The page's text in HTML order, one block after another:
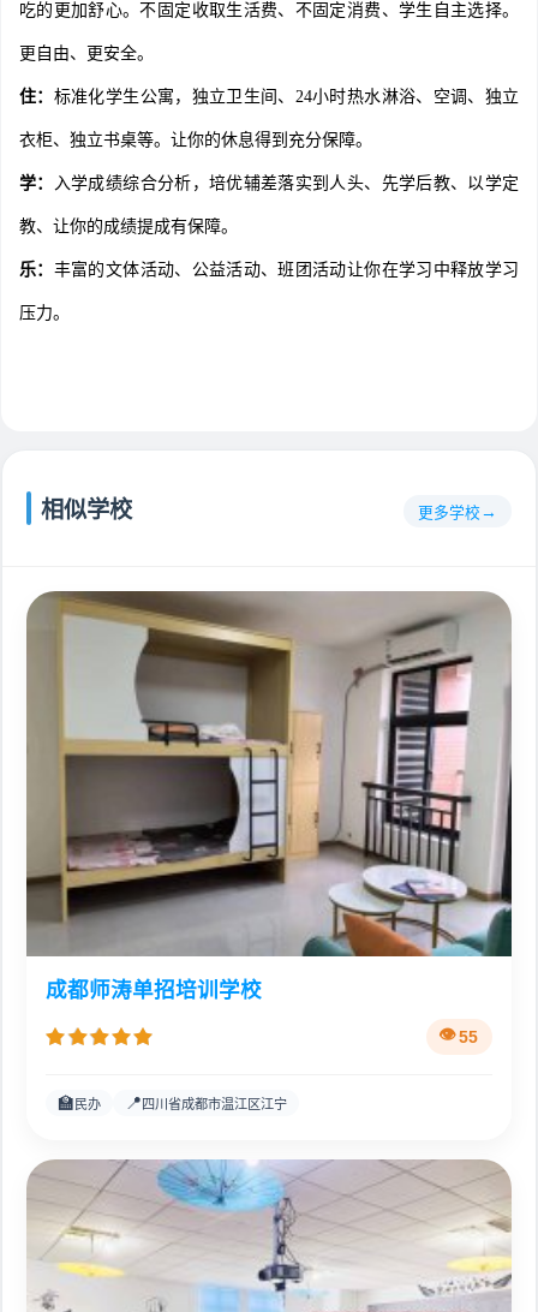
吃的更加舒心。不固定收取生活费、不固定消费、学生自主选择。
更自由、更安全。
住： 标准化学生公寓，独立卫生间、24小时热水淋浴、空调、独立
衣柜、独立书桌等。让你的休息得到充分保障。
学： 入学成绩综合分析，培优辅差落实到人头、先学后教、以学定
教、让你的成绩提成有保障。
乐： 丰富的文体活动、公益活动、班团活动让你在学习中释放学习
压力。
相似学校 更多学校
成都师涛单招培训学校
55
🏫 民办 📍四川省成都市温江区江宁